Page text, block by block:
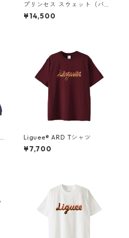
プリンセス スウェット（バッ
クプリント）× Liguee®️糸の鳥
ロゴ（刺繍）
¥14,500
Liguee®️ ARD Tシャツ
¥7,700